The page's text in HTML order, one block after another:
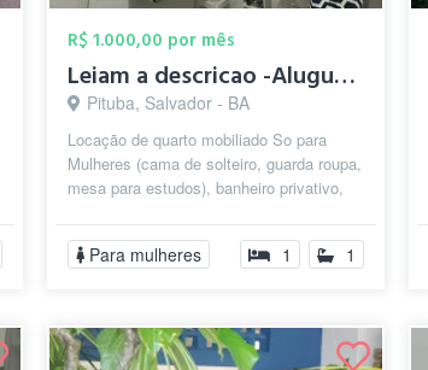
R$ 1.000,00 por mês
Leiam a descricao -Aluguel de 1/4
Pituba, Salvador - BA
Locação de quarto mobiliado So para
Mulheres (cama de solteiro, guarda roupa,
mesa para estudos), banheiro privativo,
Para mulheres 1 1